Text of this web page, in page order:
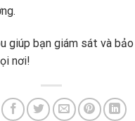
giúp bạn giám sát và
nơi!